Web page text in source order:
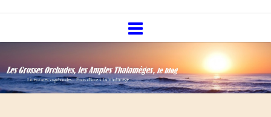
Les Grosses Orchades, les Amples
Thalamèges, le blog